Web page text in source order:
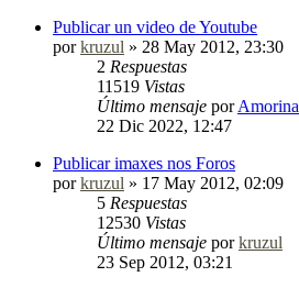
Publicar un video de Youtube
porkruzul » 28 May 2012, 23:30
2 Respuestas
11519 Vistas
Último mensaje porAmorina
22 Dic 2022, 12:47
Publicar imaxes nos Foros
porkruzul » 17 May 2012, 02:09
5 Respuestas
12530 Vistas
Último mensaje porkruzul
23 Sep 2012, 03:21